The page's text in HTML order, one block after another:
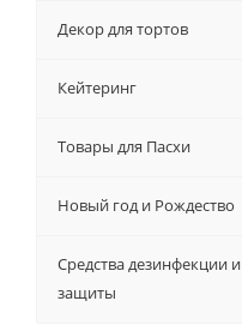
Декор для тортов
Кейтеринг
Товары для Пасхи
Новый год и Рождество
Средства дезинфекции и
защиты